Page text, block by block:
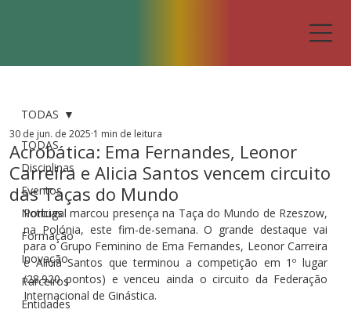
TODAS
Disciplinas
Eventos
Notícias
Formação
Inovação
Parceiros
Entidades
TODAS
Acrobática: Ema Fernandes, Leonor
Carreira e Alicia Santos vencem circuito
das Taças do Mundo
30 de jun. de 2025 1 min de leitura
Portugal marcou presença na Taça do Mundo de Rzeszow,
na Polónia, este fim-de-semana. O grande destaque vai
para o Grupo Feminino de Ema Fernandes, Leonor Carreira
e Alicia Santos que terminou a competição em 1º lugar
(28.920 pontos) e venceu ainda o circuito da Federação
Internacional de Ginástica.